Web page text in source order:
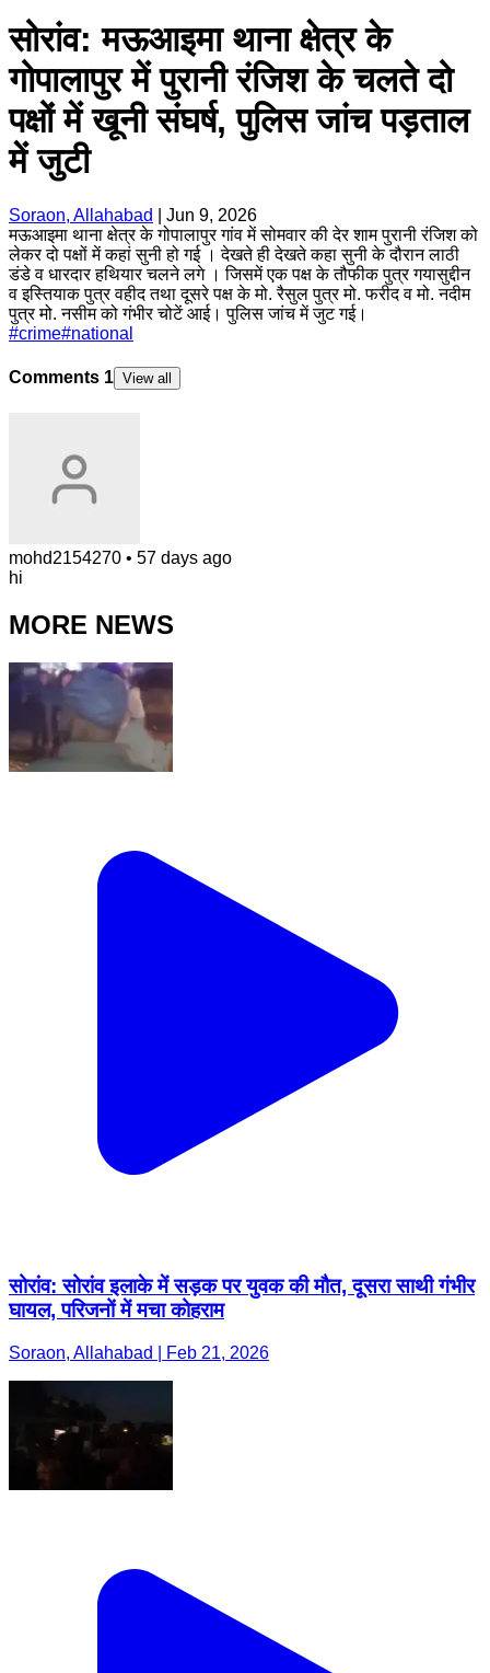
सोरांव: मऊआइमा थाना क्षेत्र के
गोपालापुर में पुरानी रंजिश के चलते दो
पक्षों में खूनी संघर्ष, पुलिस जांच पड़ताल
में जुटी
Soraon, Allahabad
Jun 9, 2026
मऊआइमा थाना क्षेत्र के गोपालापुर गांव में सोमवार की देर शाम पुरानी रंजिश को
लेकर दो पक्षों में कहां सुनी हो गई । देखते ही देखते कहा सुनी के दौरान लाठी
डंडे व धारदार हथियार चलने लगे । जिसमें एक पक्ष के तौफीक पुत्र गयासुद्दीन
व इस्तियाक पुत्र वहीद तथा दूसरे पक्ष के मो. रैसुल पुत्र मो. फरीद व मो. नदीम
पुत्र मो. नसीम को गंभीर चोटें आई। पुलिस जांच में जुट गई।
#crime#national
Comments 1 View all
mohd2154270 • 57 days ago
hi
MORE NEWS
सोरांव: सोरांव इलाके में सड़क पर युवक की मौत, दूसरा साथी गंभीर
घायल, परिजनों में मचा कोहराम
Soraon, Allahabad | Feb 21, 2026